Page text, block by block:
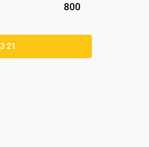
800
21